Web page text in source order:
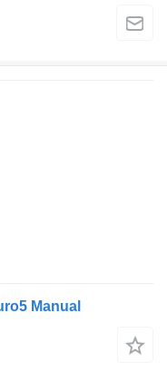
Manual